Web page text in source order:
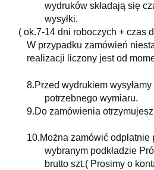
wydruków składają się
wysyłki.
( ok.7-14 dni roboczych + czas
W przypadku zamówień
realizacji liczony jest od
8.Przed wydrukiem
potrzebnego wymiaru.
9.Do zamówienia
10.Można zamówić
wybranym podkładzie
brutto szt.( Prosimy o